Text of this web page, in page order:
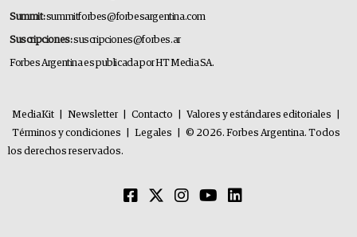
Summit:summitforbes@forbesargentina.com
Suscripciones:suscripciones@forbes.ar
Forbes Argentina es publicada por HT Media SA.
MediaKit Newsletter Contacto Valores y estándares editoriales
Términos y condiciones
Legales
© 2026. Forbes Argentina. Todos
los derechos reservados.